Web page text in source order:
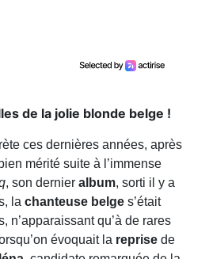
de la jolie blonde belge !
ces dernières années, après
mérité suite à l’immense
, son dernier album, sorti il y a
la chanteuse belge s’était
n’apparaissant qu’à de rares
évoquait la reprise de